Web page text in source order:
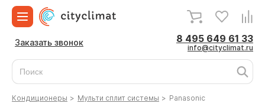
Заказать звонок 8 495 649 61 33
info@cityclimat.ru
Кондиционеры > Мульти сплит системы > Panasonic